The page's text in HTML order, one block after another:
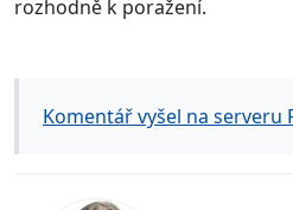
rozhodně k poražení.
Komentář vyšel na serveru